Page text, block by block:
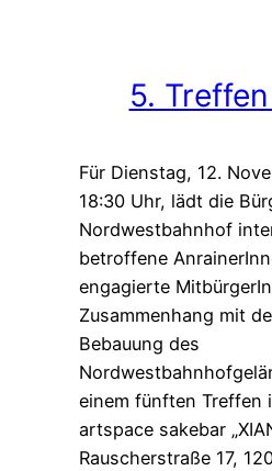
5.
Für Dienstag, 12.
18:30 Uhr, lädt die
Nordwestbahnhof
betroffene
engagierte
Zusammenhang mit
Bebauung des
einem fünften Treffen
artspace sakebar
Rauscherstraße 17,